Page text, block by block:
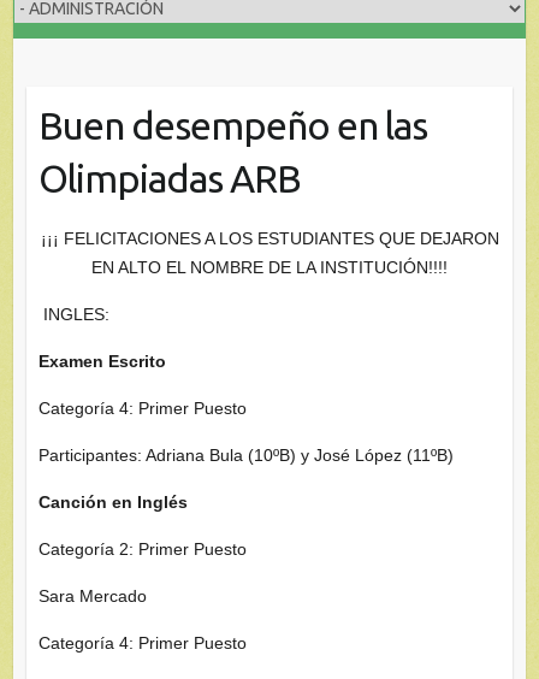
Buen desempeño en las
Olimpiadas ARB
¡¡¡ FELICITACIONES A LOS ESTUDIANTES QUE DEJARON
EN ALTO EL NOMBRE DE LA INSTITUCIÓN!!!!
INGLES:
Examen Escrito
Categoría 4: Primer Puesto
Participantes: Adriana Bula (10ºB) y José López (11ºB)
Canción en Inglés
Categoría 2: Primer Puesto
Sara Mercado
Categoría 4: Primer Puesto